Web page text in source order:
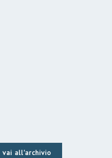
vai all'archivio